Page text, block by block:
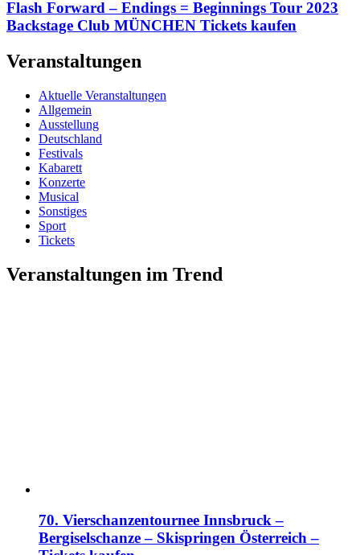
Flash Forward – Endings = Beginnings Tour 2023
Backstage Club MÜNCHEN Tickets kaufen
Veranstaltungen
Aktuelle Veranstaltungen
Allgemein
Ausstellung
Deutschland
Festivals
Kabarett
Konzerte
Musical
Sonstiges
Sport
Tickets
Veranstaltungen im Trend
70. Vierschanzentournee Innsbruck –
Bergiselschanze – Skispringen Österreich –